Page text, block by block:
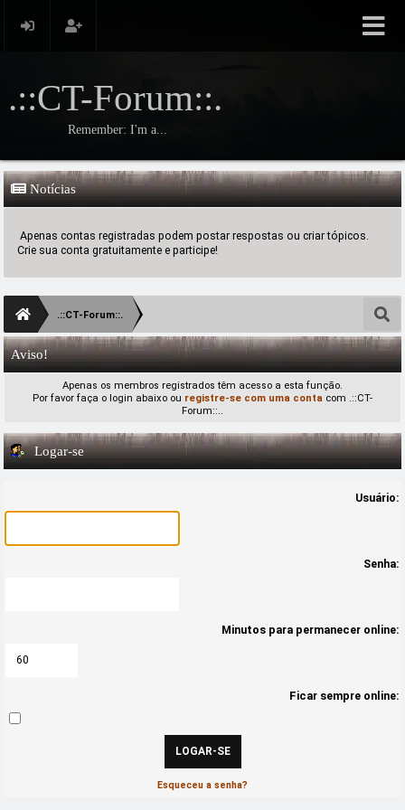
.::CT-Forum::.
Remember: I'm a...
Notícias
Apenas contas registradas podem postar respostas ou criar tópicos.
Crie sua conta gratuitamente e participe!
.::CT-Forum::.
Aviso!
Apenas os membros registrados têm acesso a esta função.
Por favor faça o login abaixo ou registre-se com uma conta com .::CT-
Forum::..
Logar-se
Usuário:
Senha:
Minutos para permanecer online:
Ficar sempre online:
Esqueceu a senha?